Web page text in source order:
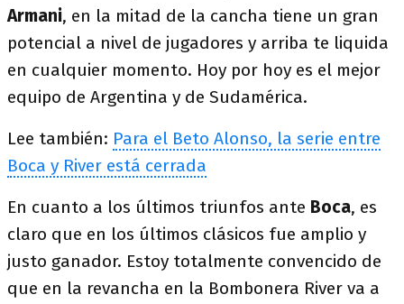
Armani, en la mitad de la cancha tiene un gran
potencial a nivel de jugadores y arriba te liquida
en cualquier momento. Hoy por hoy es el mejor
equipo de Argentina y de Sudamérica.
Lee también: Para el Beto Alonso, la serie entre
Boca y River está cerrada
En cuanto a los últimos triunfos ante Boca, es
claro que en los últimos clásicos fue amplio y
justo ganador. Estoy totalmente convencido de
que en la revancha en la Bombonera River va a